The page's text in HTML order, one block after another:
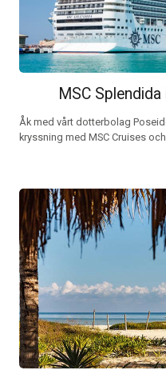
MSC
Åk med vårt dotterbolag
kryssning med MSC Cruises och